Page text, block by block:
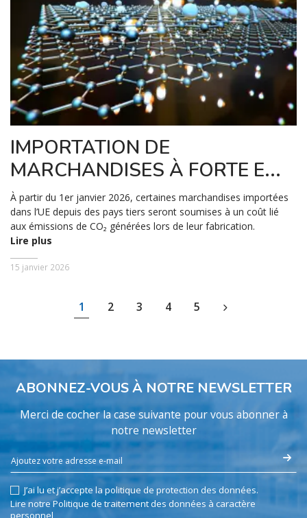
IMPORTATION DE
MARCHANDISES À FORTE E...
À partir du 1er janvier 2026, certaines marchandises importées
dans l’UE depuis des pays tiers seront soumises à un coût lié
aux émissions de CO₂ générées lors de leur fabrication.
Lire plus
15 janvier 2026
1 2 3 4 5
ABONNEZ-VOUS À NOTRE NEWSLETTER
Merci de cocher la case suivante pour vous abonner à
notre newsletter
J’ai lu et j’accepte la politique de protection des données.
Lire notre Politique de traitement des données à caractère
personnel